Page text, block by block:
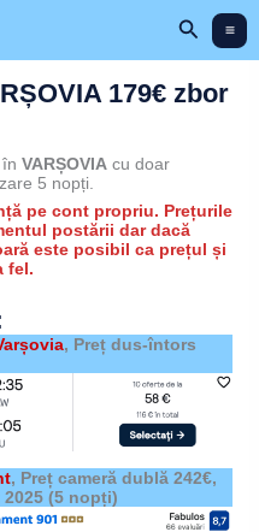
Search
179€ zbor
VARȘOVIAcu doar
5 nopți.
pe cont propriu. Prețurile
postării dar dacă
este posibil ca prețul și
fel.
, Preț dus-întors
, Preț cameră dublă 242€,
2025(5 nopți)